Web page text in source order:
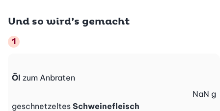
Und so wird’s gemacht
Öl zum Anbraten
geschnetzeltes Schweinefleisch
NaN g